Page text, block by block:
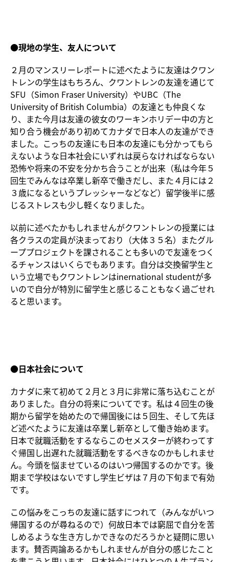
●現地の学生、友人について
２月のマンスリーレポートに述べたように友達はクワン
トレンの学生はもちろん、クワントレンの友達を通じて
SFU（Simon Fraser University）やUBC（The
University of British Columbia）の友達とも仲良くな
り、また今月は友達の彼女のワーキンホリデー中の方と
知り合う機会があり初めてカナダで日本人の友達ができ
ました。こっちの友達にも日本の友達にも分かってもら
えないような日本社会にいずれは戻らなければならない
恐怖や将来の不安を分かち合うことが出来（私は今年５
回生でみんなは卒業し新卒で働きだし、また４月には２
３歳になるというプレッシャーなどなど）留学後半に感
じるストレスも少し軽くなりました。
以前に述べたかもしれませんがクワントレンの授業には
各クラスの定員が決まっており（大体３５名）またグル
ーププロジェクトを課されることも多いので友達をつく
るチャンスはいくらでもあります。自分は交換留学生と
いう立場でもクワントレンはinernational studentが多
いので自分が特別に留学生と感じることもなく過ごせれ
ると思います。
●日本社会について
カナダに来て初めて２月と３月に非常に落ち込むことが
ありました。自分の将来についてです。私は４回生の後
期から留学を始めたので帰国後には５回生、そして先ほ
ど述べたように友達は卒業し新卒として働き始めます。
日本で就職活動をするならこのセメスターが終わってす
ぐ帰国し出遅れた就職活動をするべきなのかもしれませ
ん。今頭を悩ませているのはいつ帰国するのかです。後
期まで学校はないですし学生ビザは７月の下旬まで有効
です。
この悩みをこっちの友達に話すにつれて（みんながいつ
帰国するのが尋ねるので）何故日本では窮屈で自分を苦
しめるような生き方しかできなのだろうかと疑問に思い
ます。賛否両論あるかもしれませんが自分の感じたこと